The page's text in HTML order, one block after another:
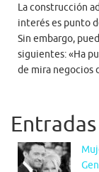
La construcción
interés es punto
Sin embargo,
siguientes: «Ha
de mira negocios